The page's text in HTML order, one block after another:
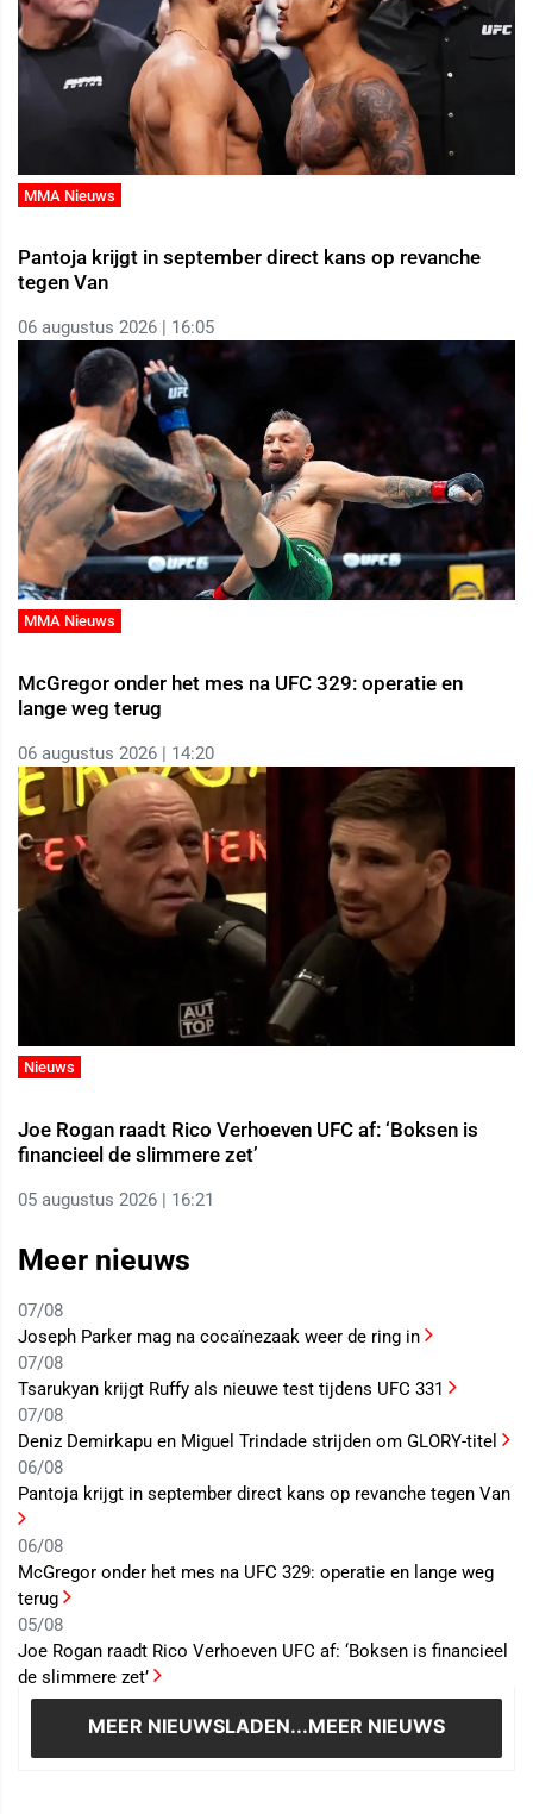
MMA Nieuws
Pantoja krijgt in september direct kans op revanche
tegen Van
06 augustus 2026 | 16:05
MMA Nieuws
McGregor onder het mes na UFC 329: operatie en
lange weg terug
06 augustus 2026 | 14:20
Nieuws
Joe Rogan raadt Rico Verhoeven UFC af: ‘Boksen is
financieel de slimmere zet’
05 augustus 2026 | 16:21
Meer nieuws
07/08
Joseph Parker mag na cocaïnezaak weer de ring in
07/08
Tsarukyan krijgt Ruffy als nieuwe test tijdens UFC 331
07/08
Deniz Demirkapu en Miguel Trindade strijden om GLORY-titel
06/08
Pantoja krijgt in september direct kans op revanche tegen Van
06/08
McGregor onder het mes na UFC 329: operatie en lange weg
terug
05/08
Joe Rogan raadt Rico Verhoeven UFC af: ‘Boksen is financieel
de slimmere zet’
MEER NIEUWSLADEN...MEER NIEUWS